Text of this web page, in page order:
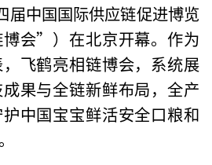
届中国国际供应链促进博览
会”）在北京开幕。作为
飞鹤亮相链博会，系统展
果与全链新鲜布局，全产
中国宝宝鲜活安全口粮和